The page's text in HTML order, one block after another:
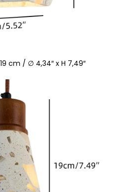
cm / ∅ 4,34″ x H 7,49″